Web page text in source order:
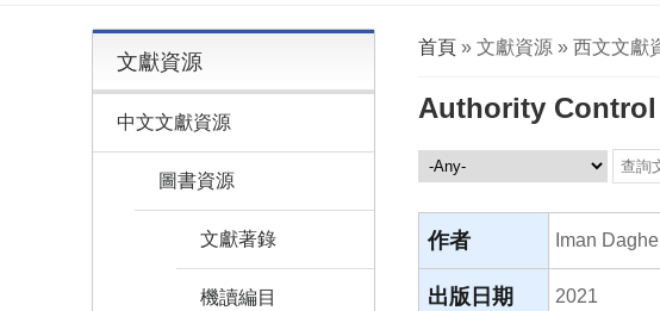
您在這裡
首頁» 文獻資源 » 西文文獻
Authority Control
文獻資源
作者 Iman
出版日期 2021
文獻資源
中文文獻資源
圖書資源
文獻著錄
機讀編目